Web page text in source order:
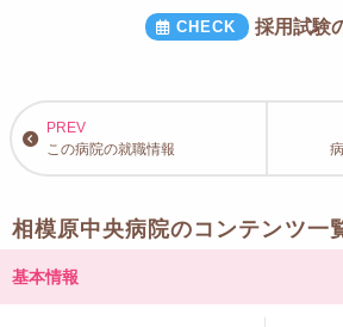
採用試験
この病院の就職情報
相模原中央病院のコンテンツ一
基本情報